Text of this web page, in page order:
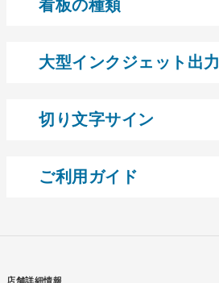
看板の種類
大型インクジェット出力
切り文字サイン
ご利用ガイド
店舗詳細情報